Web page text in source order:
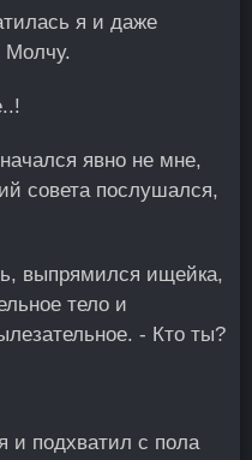
я и даже
Молчу.
явно не мне,
совета послушался,
выпрямился ищейка,
тело и
- Кто ты?
и подхватил с пола